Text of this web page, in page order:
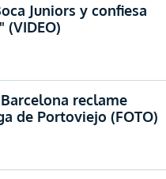
Juniors y confiesa
reclame
de Portoviejo (FOTO)